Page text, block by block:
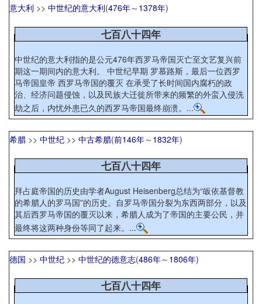
意大利 >> 中世纪的意大利(476年～ 1378年)
七百八十四年
中世纪的意大利指的是公元476年西罗马帝国灭亡至文艺复兴前
期这一期间内的意大利。 中世纪早期 罗慕路斯，最后一位西罗
马帝国皇帝 西罗马帝国的覆灭 在承受了长时间国内腐朽的政
治、经济问题侵蚀，以及民族大迁徙所带来的频繁的外蛮入侵洗
劫之后，内忧外患已久的西罗马帝国最终崩溃。...
希腊 >> 中世纪 >> 中古希腊(前146年～ 1832年)
七百八十四年
拜占庭帝国的历史由学者August Heisenberg总结为“皈依基督教
的希腊人的罗马国”的历史。自罗马帝国分裂为东西两部分，以及
其后西罗马帝国的覆灭以来，希腊人成为了帝国的主要公民，并
最终将这两种身份等同了起来。...
德国 >> 中世纪 >> 中世纪的德意志(486年～ 1806年)
七百八十四年